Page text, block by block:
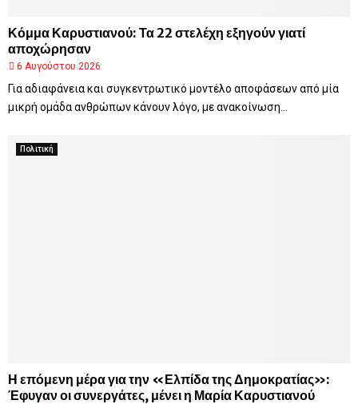
Κόμμα Καρυστιανού: Τα 22 στελέχη εξηγούν γιατί
αποχώρησαν
6 Αυγούστου 2026
Για αδιαφάνεια και συγκεντρωτικό μοντέλο αποφάσεων από μία
μικρή ομάδα ανθρώπων κάνουν λόγο, με ανακοίνωση...
Πολιτική
Η επόμενη μέρα για την «Ελπίδα της Δημοκρατίας»:
Έφυγαν οι συνεργάτες, μένει η Μαρία Καρυστιανού